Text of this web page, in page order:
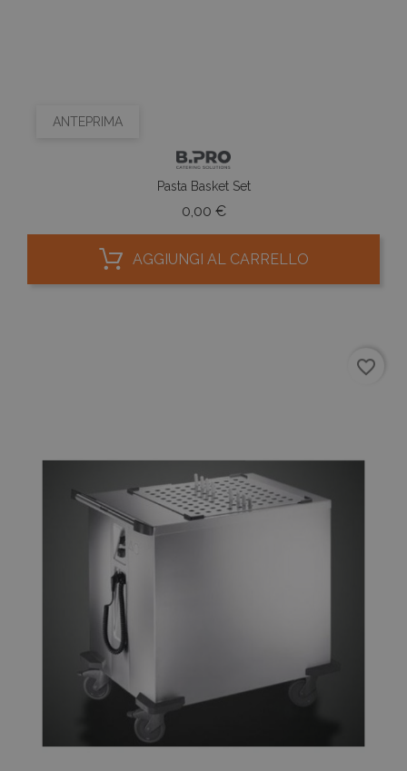
ANTEPRIMA
Pasta Basket Set
0,00 €Prezzo
AGGIUNGI AL CARRELLO
favorite_border